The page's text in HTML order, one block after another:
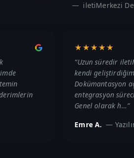
iletiMerkezi
★★★★★
“Uzun süredir
kendi
Dokümantasyon
entegrasyon
Genel olarak h…”
Emre A. —